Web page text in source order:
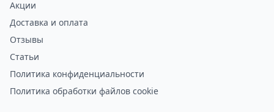
Акции
Доставка и оплата
Отзывы
Статьи
Политика конфиденциальности
Политика обработки файлов cookie